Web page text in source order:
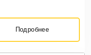
Подробнее